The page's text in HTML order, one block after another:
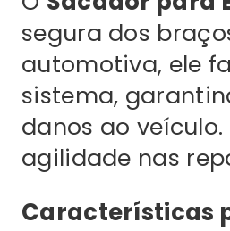
segura dos
automotiva, ele
sistema,
danos ao
agilidade nas
Características